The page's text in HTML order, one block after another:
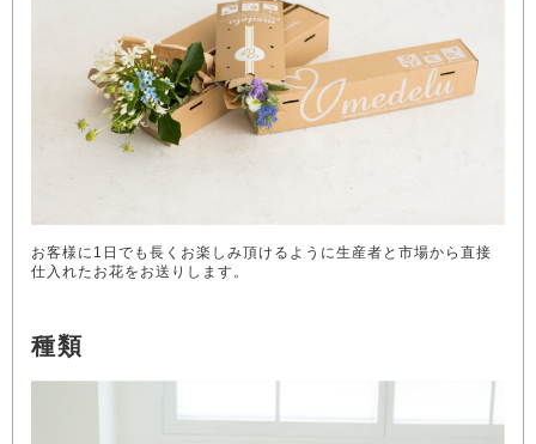
お客様に1日でも長くお楽しみ頂けるように生産者と市場から直接
仕入れたお花をお送りします。
種類